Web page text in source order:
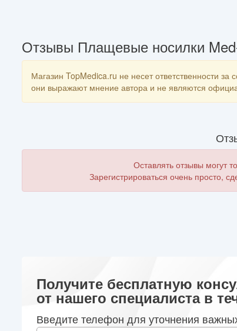
Отзывы Плащевые носилки
Магазин TopMedica.ru не несет ответственности за
они выражают мнение автора и не являются
Оставлять отзывы могут
Зарегистрироваться очень просто,
Получите бесплатную
от нашего специалиста в
Введите телефон для уточнения